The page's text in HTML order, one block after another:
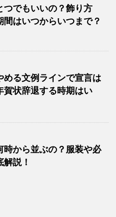
つでもいいの？飾り方
間はいつからいつまで？
める文例ラインで宣言は
賀状辞退する時期はい
時から並ぶの？服装や必
説！